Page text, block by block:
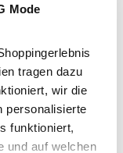
Mode
tragen dazu
wir die
personalisierte
funktioniert,
und auf welchen